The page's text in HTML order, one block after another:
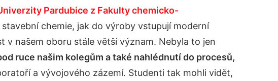
Pardubice z Fakulty chemicko-
chemie, jak do výroby vstupují moderní
našem oboru stále větší význam. Nebyla to jen
ruce našim kolegům a také nahlédnutí do procesů,
a vývojového zázemí. Studenti tak mohli vidět,